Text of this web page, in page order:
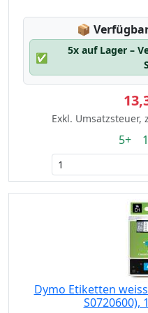
📦
✅
5x auf Lager –
Exkl.
5+
Dymo Etiketten
S0720600),